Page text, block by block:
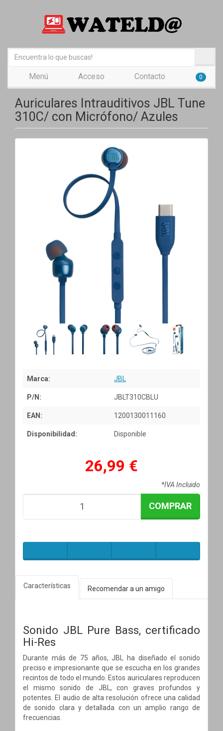
Menú Acceso Contacto 0
Auriculares Intrauditivos JBL Tune
310C/ con Micrófono/ Azules
Marca: JBL
P/N: JBLT310CBLU
EAN: 1200130011160
Disponibilidad: Disponible
26,99 €
*IVA Incluido
COMPRAR
Características Recomendar a un amigo
Sonido JBL Pure Bass, certificado
Hi-Res
Durante más de 75 años, JBL ha diseñado el sonido
preciso e impresionante que se escucha en los grandes
recintos de todo el mundo. Estos auriculares reproducen
el mismo sonido de JBL, con graves profundos y
potentes. El audio de alta resolución ofrece una calidad
de sonido clara y detallada con un amplio rango de
frecuencias.